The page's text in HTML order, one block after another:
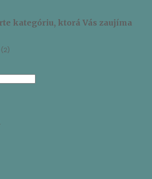
kategóriu, ktorá Vás zaujíma
(2)